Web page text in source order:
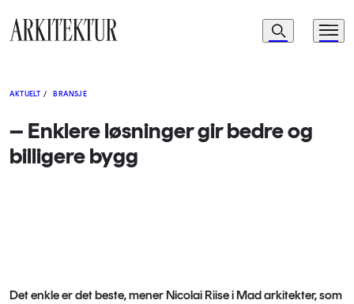
Navigasjon
Søk Meny
AKTUELT / BRANSJE
– Enklere løsninger gir bedre og
billigere bygg
Det enkle er det beste, mener Nicolai Riise i Mad arkitekter, som